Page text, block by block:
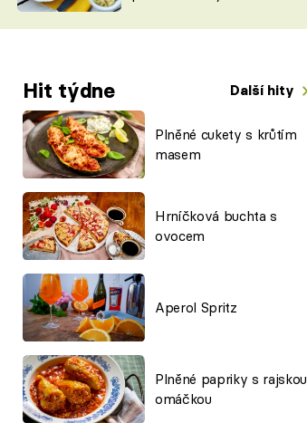
Hit týdne Další hity
Plněné cukety s krůtím
masem
Hrníčková buchta s
ovocem
Aperol Spritz
Plněné papriky s rajskou
omáčkou